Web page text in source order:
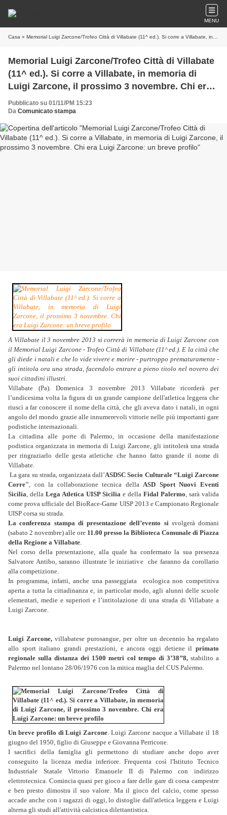
MENU
Casa » Memorial Luigi Zarcone/Trofeo Città di Villabate (11^ ed.). Si corre a Villabate, in memoria di Luigi Zarcone, il prossimo 3 novembre. Chi era Luigi Zarcone: un breve profilo
Memorial Luigi Zarcone/Trofeo Città di Villabate
(11^ ed.). Si corre a Villabate, in memoria di
Luigi Zarcone, il prossimo 3 novembre. Chi era
Luigi Zarcone: un breve profilo
Pubblicato su 01/11/PM 15:23
Da Comunicato stampa
A Villabate il 3 novembre 2013 si correrà in memoria di Luigi Zarcone con
il Memorial Luigi Zarcone - Trofeo Città di Villabate (11^ ed.). E la città che
gli diede i natali e che lo vide vivere e morire - purtroppo prematuramente -
gli intitola ora una strada, facendolo entrare a pieno titolo nel novero dei
suoi cittadini illustri.
Villabate (Pa). Domenica 3 novembre 2013 Villabate ricorderà per
l’undicesima volta la figura di un grande campione dell'atletica leggera che
riuscì a far conoscere il nome della città, che gli aveva dato i natali, in ogni
angolo del mondo grazie alle innumerevoli vittorie nelle più importanti gare
podistiche internazionali.
La cittadina alle porte di Palermo, in occasione della manifestazione
podistica organizzata in memoria di Luigi Zarcone, gli intitolerà una strada
per ringraziarlo delle gesta atletiche che hanno fatto grande il nome di
Villabate.
La gara su strada, organizzata dall’ASDSC Socio Culturale “Luigi Zarcone
Corre", con la collaborazione tecnica dellaASD Sport Nuovi Eventi
Sicilia, della Lega Atletica UISP Sicilia e della Fidal Palermo, sarà valida
come prova ufficiale del BioRace-Game UISP 2013 e Campionato Regionale
UISP corsa su strada.
La conferenza stampa di presentazione dell’evento sisvolgerà domani
(sabato 2 novembre) alle ore 11.00 presso la Biblioteca Comunale di Piazza
della Regione a Villabate.
Nel corso della presentazione, alla quale ha confermato la sua presenza
Salvatore Antibo, saranno illustrate le iniziative che faranno da corollario
alla competizione.
In programma, infatti, anche una passeggiata ecologica non competitiva
aperta a tutta la cittadinanza e, in particolar modo, agli alunni delle scuole
elementari, medie e superiori e l’intitolazione di una strada di Villabate a
Luigi Zarcone.
Luigi Zarcone, villabatese purosangue, per oltre un decennio ha regalato
allo sport italiano grandi prestazioni, e ancora oggi detiene il primato
regionale sulla distanza dei 1500 metri col tempo di 3’38’’8, stabilito a
Palermo nel lontano 28/06/1976 con la mitica maglia del CUS Palermo.
Un breve profilo di Luigi Zarcone. Luigi Zarcone nacque a Villabate il 18
giugno del 1950, figlio di Giuseppe e Giovanna Perricone.
I sacrifici della famiglia gli permettono di studiare anche dopo aver
conseguito la licenza media inferiore. Frequenta così l'Istituto Tecnico
Industriale Statale Vittorio Emanuele II di Palermo con indirizzo
elettrotecnica. Comincia quasi per gioco a fare delle gare di corsa campestre
e ben presto dimostra il suo valore. Ma il gioco del calcio, come spesso
accade anche con i ragazzi di oggi, lo distoglie dall'atletica leggera e Luigi
alterna gli studi all'attività calcistica dilettantistica.